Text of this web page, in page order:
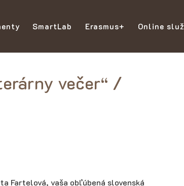
SmartLab Erasmus+ Online
večer“ /
Fartelová, vaša obľúbená slovenská